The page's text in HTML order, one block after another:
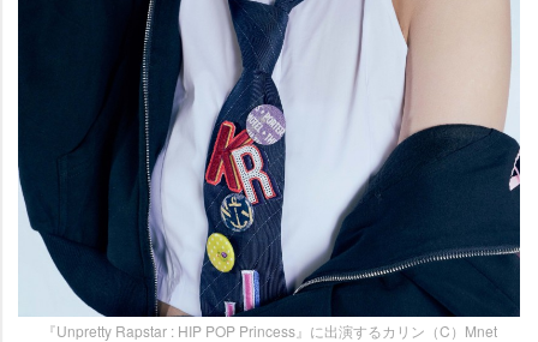
『Unpretty Rapstar : HIP POP Princess』に出演するカリン（C）Mnet